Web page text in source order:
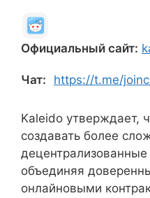
Официальный сайт:
Чат: https://t.me/
Kaleido утверждает,
создавать более
объединяя
онлайновыми